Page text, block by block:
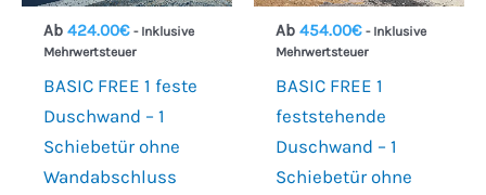
Ab 424.00€ - Inklusive
Mehrwertsteuer
BASIC FREE 1 feste
Duschwand – 1
Schiebetür ohne
Wandabschluss
Ab 454.00€ - Inklusive
Mehrwertsteuer
BASIC FREE 1
feststehende
Duschwand – 1
Schiebetür ohne